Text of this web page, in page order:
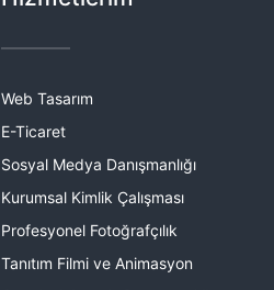
Web Tasarım
E-Ticaret
Sosyal Medya Danışmanlığı
Kurumsal Kimlik Çalışması
Profesyonel Fotoğrafçılık
Tanıtım Filmi ve Animasyon